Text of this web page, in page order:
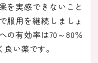
を実感できないこと
服用を継続しましょ
の有効率は70～80％
い薬です。